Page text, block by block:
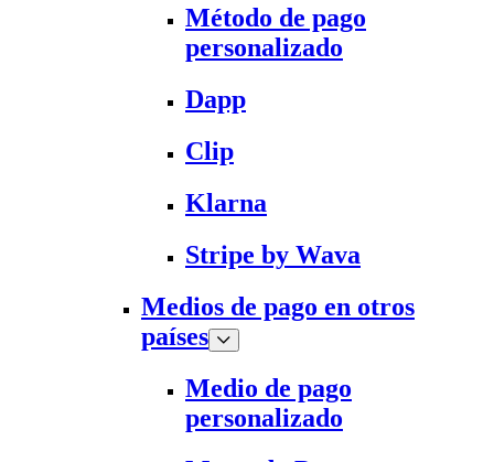
Método de pago
personalizado
Dapp
Clip
Klarna
Stripe by Wava
Medios de pago en otros
países
Medio de pago
personalizado